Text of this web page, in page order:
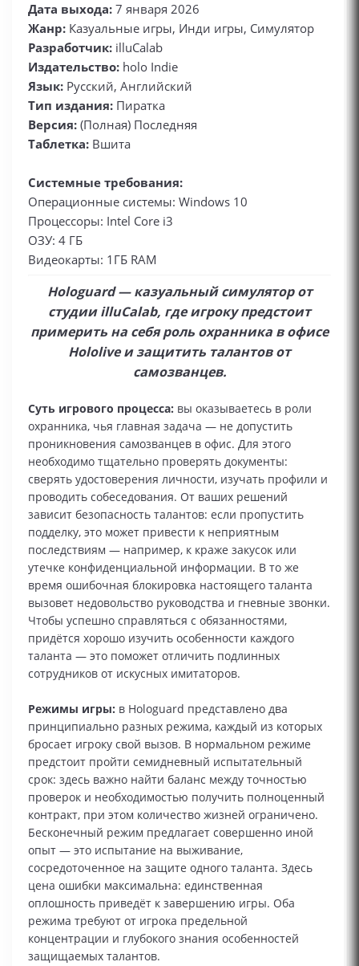
Дата выхода: 7 января 2026
Жанр: Казуальные игры, Инди игры, Симулятор
Разработчик: illuCalab
Издательство: holo Indie
Язык: Русский, Английский
Тип издания: Пиратка
Версия: (Полная) Последняя
Таблетка: Вшита
Системные требования:
Операционные системы: Windows 10
Процессоры: Intel Core i3
ОЗУ: 4 ГБ
Видеокарты: 1ГБ RAM
Hologuard — казуальный симулятор от
студии illuCalab, где игроку предстоит
примерить на себя роль охранника в офисе
Hololive и защитить талантов от
самозванцев.
Суть игрового процесса: вы оказываетесь в роли
охранника, чья главная задача — не допустить
проникновения самозванцев в офис. Для этого
необходимо тщательно проверять документы:
сверять удостоверения личности, изучать профили и
проводить собеседования. От ваших решений
зависит безопасность талантов: если пропустить
подделку, это может привести к неприятным
последствиям — например, к краже закусок или
утечке конфиденциальной информации. В то же
время ошибочная блокировка настоящего таланта
вызовет недовольство руководства и гневные звонки.
Чтобы успешно справляться с обязанностями,
придётся хорошо изучить особенности каждого
таланта — это поможет отличить подлинных
сотрудников от искусных имитаторов.
Режимы игры: в Hologuard представлено два
принципиально разных режима, каждый из которых
бросает игроку свой вызов. В нормальном режиме
предстоит пройти семидневный испытательный
срок: здесь важно найти баланс между точностью
проверок и необходимостью получить полноценный
контракт, при этом количество жизней ограничено.
Бесконечный режим предлагает совершенно иной
опыт — это испытание на выживание,
сосредоточенное на защите одного таланта. Здесь
цена ошибки максимальна: единственная
оплошность приведёт к завершению игры. Оба
режима требуют от игрока предельной
концентрации и глубокого знания особенностей
защищаемых талантов.